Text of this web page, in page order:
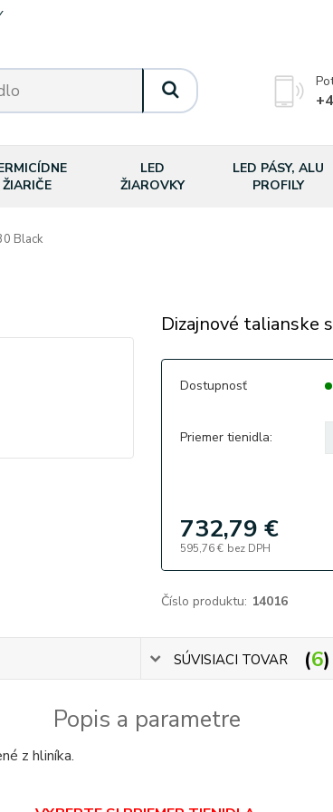
ŽIARIČE
LED
ŽIAROVKY
LED PÁSY, ALU
PROFILY
Black
Dizajnové talianske
Dostupnosť
Priemer tienidla:
732,79 €
595,76 € bez DPH
Číslo produktu: 14016
SÚVISIACI TOVAR 6
Popis a parametre
z hliníka.